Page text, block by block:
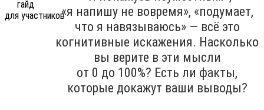
«я напишу не вовремя», «подумает,
что я навязываюсь» — всё это
когнитивные искажения. Насколько
вы верите в эти мысли
от 0 до 100%? Есть ли факты,
которые докажут ваши выводы?